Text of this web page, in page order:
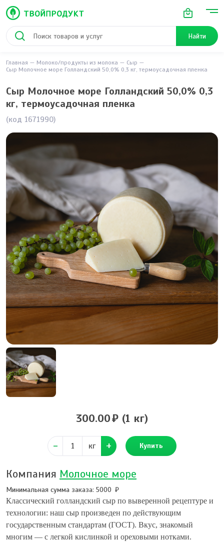
Найти
Главная Молоко/продукты из молока
Сыр
Сыр Молочное море Голландский 50,0% 0,3 кг, термоусадочная пленка
Сыр Молочное море Голландский 50,0% 0,3
кг, термоусадочная пленка
(код 1671990)
300.00 (1 кг)
кг Купить
Компания Молочное море
Минимальная сумма заказа: 5000
Классический голландский сыр по выверенной рецептуре и
технологии: наш сыр произведен по действующим
государственным стандартам (ГОСТ). Вкус, знакомый
многим — с легкой кислинкой и ореховыми нотками.